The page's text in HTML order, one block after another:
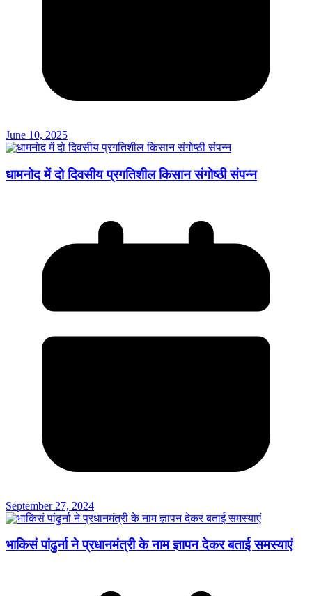
June 10, 2025
धामनोद में दो दिवसीय प्रगतिशील किसान संगोष्ठी संपन्न
September 27, 2024
भाकिसं पांढुर्ना ने प्रधानमंत्री के नाम ज्ञापन देकर बताई समस्याएं